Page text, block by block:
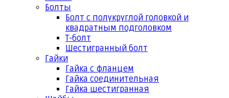
Болты
Болт с полукруглой головкой и
квадратным подголовком
Т-болт
Шестигранный болт
Гайки
Гайка с фланцем
Гайка соединительная
Гайка шестигранная